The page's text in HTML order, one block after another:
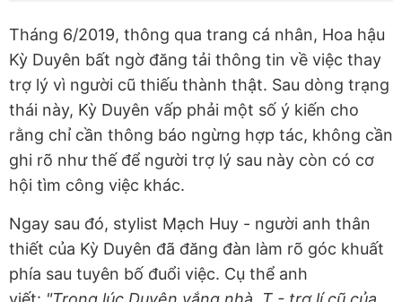
Tháng 6/2019, thông qua trang cá nhân, Hoa hậu
Kỳ Duyên bất ngờ đăng tải thông tin về việc thay
trợ lý vì người cũ thiếu thành thật. Sau dòng trạng
thái này, Kỳ Duyên vấp phải một số ý kiến cho
rằng chỉ cần thông báo ngừng hợp tác, không cần
ghi rõ như thế để người trợ lý sau này còn có cơ
hội tìm công việc khác.
Ngay sau đó, stylist Mạch Huy - người anh thân
thiết của Kỳ Duyên đã đăng đàn làm rõ góc khuất
phía sau tuyên bố đuổi việc. Cụ thể anh